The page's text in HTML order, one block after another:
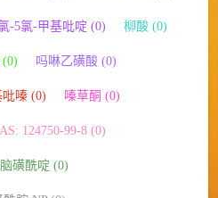
-5氯-甲基吡啶 (0) 柳酸 (0)
吗啉乙磺酸 (0)
嗪 (0) 嗪草酮 (0)
124750-99-8 (0)
磺酰啶 (0)